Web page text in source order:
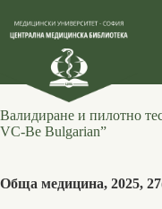
content
Валидиране и пилотно
VC-Be Bulgarian”
Обща медицина, 2025,